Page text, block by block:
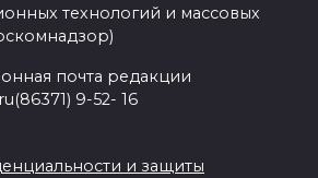
технологий и массовых
почта редакции
9-52- 16
и защиты